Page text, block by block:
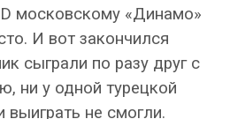
D московскому «Динамо»
И вот закончился
сыграли по разу друг с
ни у одной турецкой
не смогли.